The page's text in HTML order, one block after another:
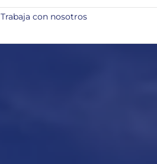
Trabaja con nosotros